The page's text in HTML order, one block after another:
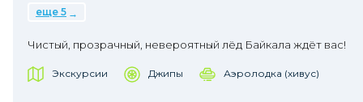
еще 5
Чистый, прозрачный, невероятный лёд Байкала ждёт вас!
Экскурсии Джипы Аэролодка (хивус)